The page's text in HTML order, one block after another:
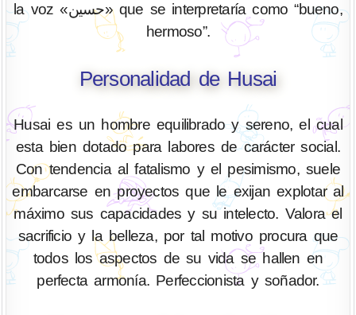
la voz «حسین» que se interpretaría como “bueno,
hermoso”.
Personalidad de Husai
Husai es un hombre equilibrado y sereno, el cual
esta bien dotado para labores de carácter social.
Con tendencia al fatalismo y el pesimismo, suele
embarcarse en proyectos que le exijan explotar al
máximo sus capacidades y su intelecto. Valora el
sacrificio y la belleza, por tal motivo procura que
todos los aspectos de su vida se hallen en
perfecta armonía. Perfeccionista y soñador.